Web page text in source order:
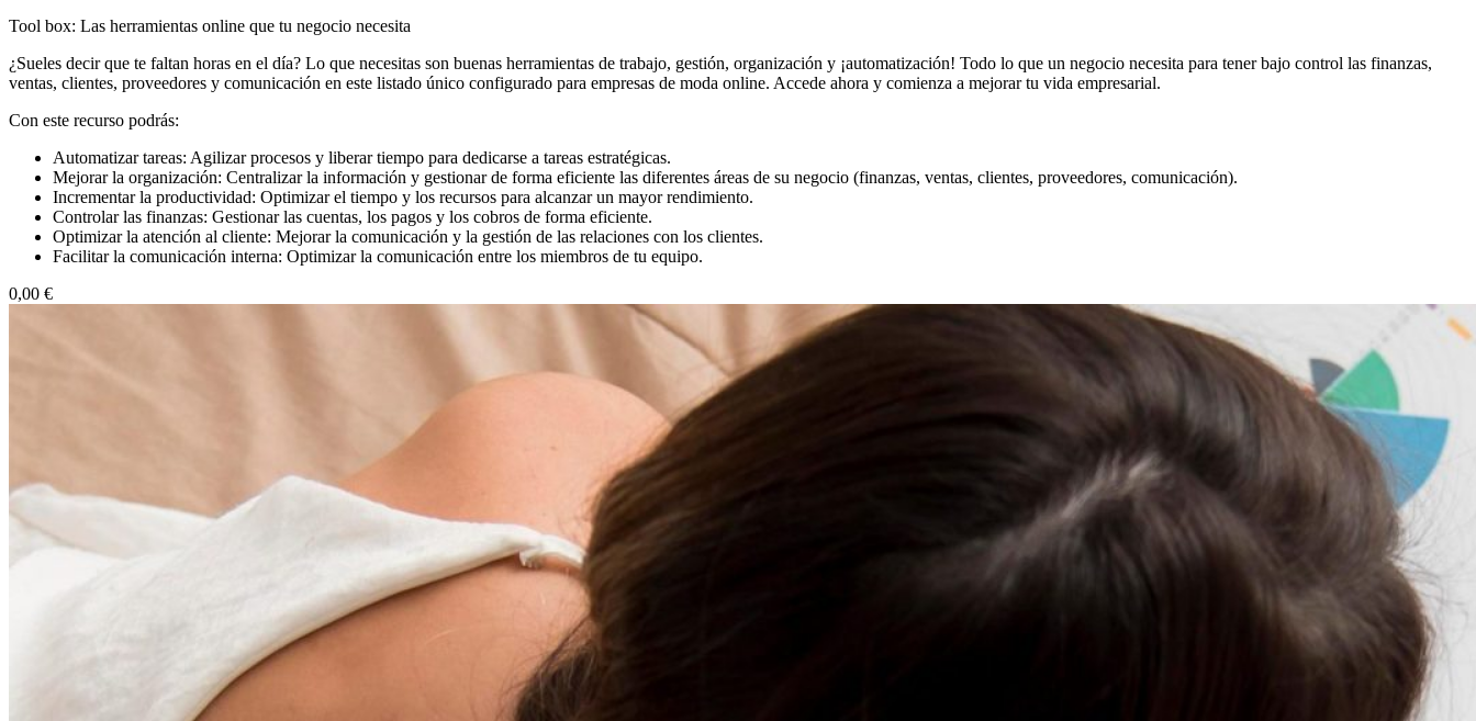
Tool box: Las herramientas online que tu negocio necesita
¿Sueles decir que te faltan horas en el día? Lo que necesitas son buenas herramientas de trabajo, gestión, organización y ¡automatización! Todo lo que un negocio necesita para tener bajo control las finanzas,
ventas, clientes, proveedores y comunicación en este listado único configurado para empresas de moda online. Accede ahora y comienza a mejorar tu vida empresarial.
Con este recurso podrás:
Automatizar tareas: Agilizar procesos y liberar tiempo para dedicarse a tareas estratégicas.
Mejorar la organización: Centralizar la información y gestionar de forma eficiente las diferentes áreas de su negocio (finanzas, ventas, clientes, proveedores, comunicación).
Incrementar la productividad: Optimizar el tiempo y los recursos para alcanzar un mayor rendimiento.
Controlar las finanzas: Gestionar las cuentas, los pagos y los cobros de forma eficiente.
Optimizar la atención al cliente: Mejorar la comunicación y la gestión de las relaciones con los clientes.
Facilitar la comunicación interna: Optimizar la comunicación entre los miembros de tu equipo.
0,00 €